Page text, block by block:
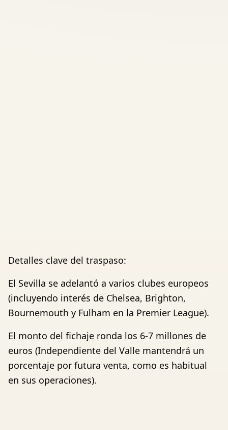
Detalles clave del traspaso:
El Sevilla se adelantó a varios clubes europeos
(incluyendo interés de Chelsea, Brighton,
Bournemouth y Fulham en la Premier League).
El monto del fichaje ronda los 6-7 millones de
euros (Independiente del Valle mantendrá un
porcentaje por futura venta, como es habitual
en sus operaciones).